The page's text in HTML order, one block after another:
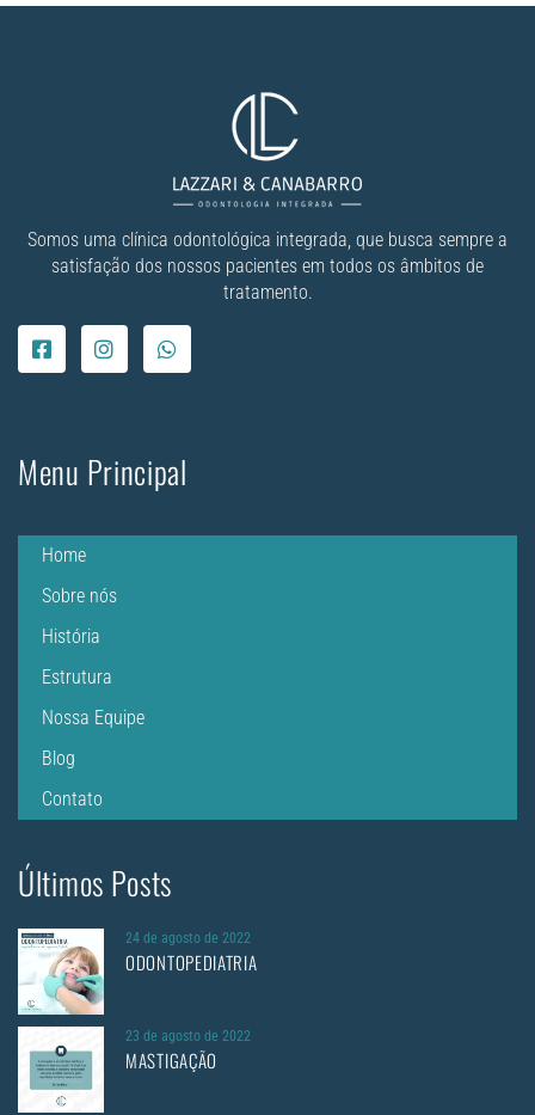
Somos uma clínica odontológica integrada, que busca sempre a
satisfação dos nossos pacientes em todos os âmbitos de
tratamento.
Menu Principal
Home
Sobre nós
História
Estrutura
Nossa Equipe
Blog
Contato
Últimos Posts
24 de agosto de 2022
ODONTOPEDIATRIA
23 de agosto de 2022
MASTIGAÇÃO